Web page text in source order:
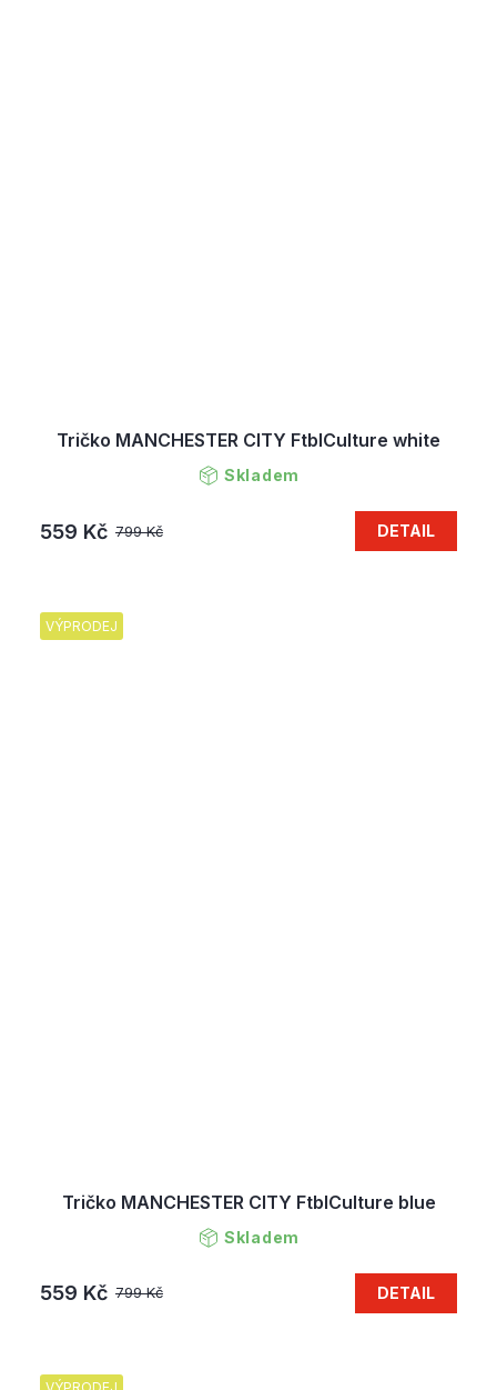
Tričko MANCHESTER CITY FtblCulture white
Skladem
799 Kč
559 Kč DETAIL
VÝPRODEJ
Tričko MANCHESTER CITY FtblCulture blue
Skladem
799 Kč
559 Kč DETAIL